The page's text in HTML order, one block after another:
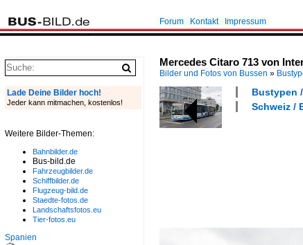
Forum Kontakt Impressum
Mercedes Citaro 713 von
Bilder und Fotos von Bussen »
Bustypen
Schweiz /
Lade Deine Bilder hoch!
Jeder kann mitmachen, kostenlos!
Weitere Bilder-Themen:
Bahnbilder.de
Bus-bild.de
Fahrzeugbilder.de
Schiffbilder.de
Flugzeug-bild.de
Staedte-fotos.de
Landschaftsfotos.eu
Tier-fotos.eu
Spanien